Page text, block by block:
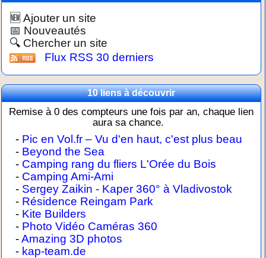
🆕 Ajouter un site
📅 Nouveautés
🔍 Chercher un site
Flux RSS 30 derniers
10 liens à découvrir
Remise à 0 des compteurs une fois par an, chaque lien
aura sa chance.
- Pic en Vol.fr – Vu d'en haut, c'est plus beau
- Beyond the Sea
- Camping rang du fliers L'Orée du Bois
- Camping Ami-Ami
- Sergey Zaikin - Kaper 360° à Vladivostok
- Résidence Reingam Park
- Kite Builders
- Photo Vidéo Caméras 360
-Amazing 3D photos
- kap-team.de